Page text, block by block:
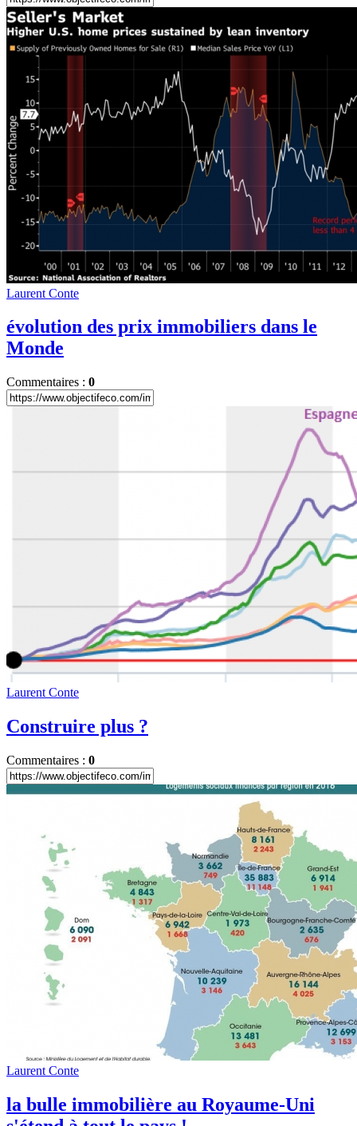
Laurent Conte
évolution des prix immobiliers dans le
Monde
Commentaires : 0
Laurent Conte
Construire plus ?
Commentaires : 0
Laurent Conte
la bulle immobilière au Royaume-Uni